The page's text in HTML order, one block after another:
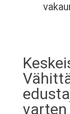
varten